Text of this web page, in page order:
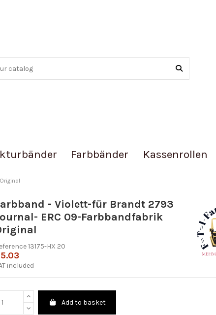
Farbbänder Kassenrollen
- Violett-für Brandt 2793
ERC 09-Farbbandfabrik
13175-HX 20
included
Add to basket